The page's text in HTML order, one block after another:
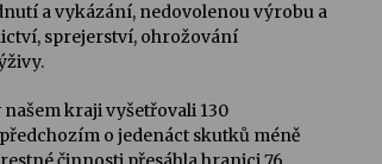
a vykázání, nedovolenou výrobu a
sprejerství, ohrožování
kraji vyšetřovali 130
o jedenáct skutků méně